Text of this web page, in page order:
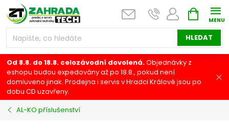
Přejít
na
obsah
HLEDAT
NÁKUPNÍ
KOŠÍK
Od 8.8. do 18.8. celozávodní dovolená.Objednávky z
eshopu budou expedovány až po 18.8., pokud není
domluveno jinak. Prodejna i servis v Hradci Králové jsou po
dobu CD uzavřeny.
AL-KO příslušenství